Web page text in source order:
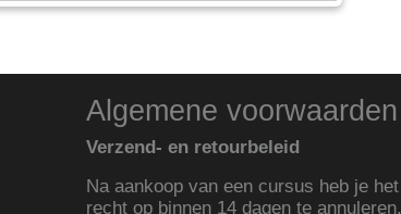
Algemene voorwaarden
Verzend- en retourbeleid
Na aankoop van een cursus heb je het
recht op binnen 14 dagen te annuleren.